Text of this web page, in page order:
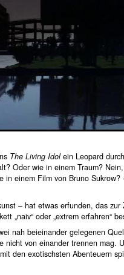
The Living Idolein Leopard
Oder wie in einem Traum?
einem Film von Bruno Sukrow?
– hat etwas erfunden, das zur
„naiv“ oder „extrem erfahren“
nah beieinander gelegenen
nicht von einander trennen mag.
den exotischsten Abenteuern